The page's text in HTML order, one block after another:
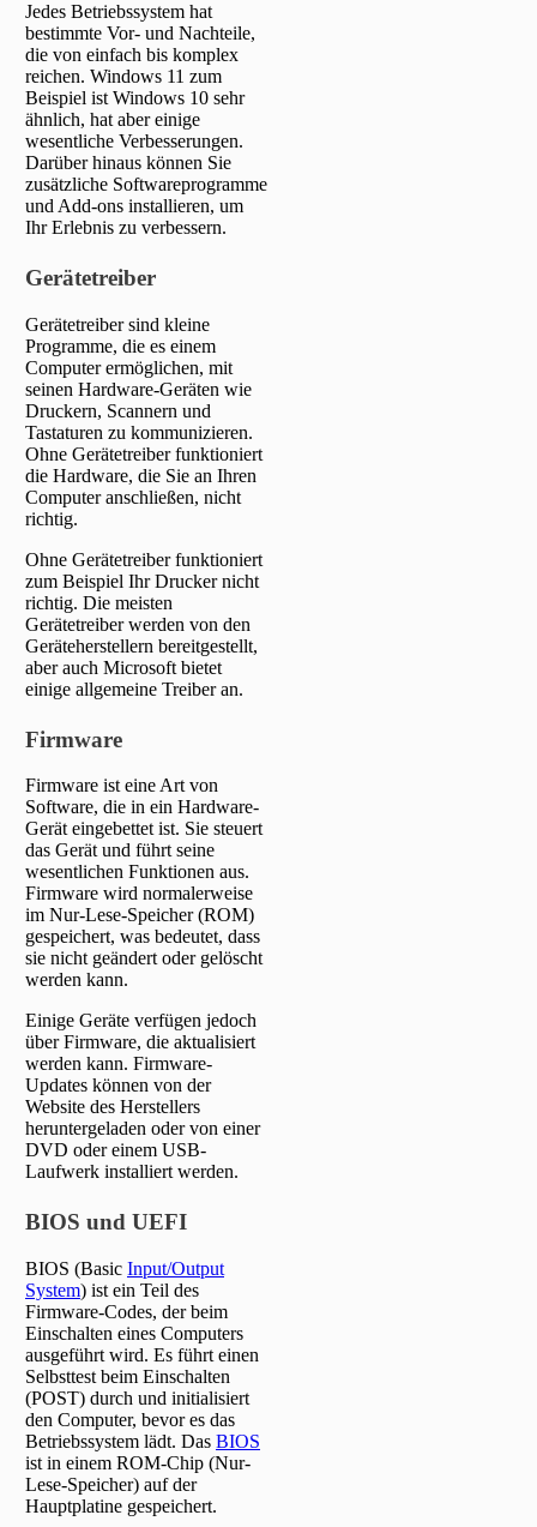
Jedes Betriebssystem hat
bestimmte Vor- und Nachteile,
die von einfach bis komplex
reichen. Windows 11 zum
Beispiel ist Windows 10 sehr
ähnlich, hat aber einige
wesentliche Verbesserungen.
Darüber hinaus können Sie
zusätzliche Softwareprogramme
und Add-ons installieren, um
Ihr Erlebnis zu verbessern.
Gerätetreiber
Gerätetreiber sind kleine
Programme, die es einem
Computer ermöglichen, mit
seinen Hardware-Geräten wie
Druckern, Scannern und
Tastaturen zu kommunizieren.
Ohne Gerätetreiber funktioniert
die Hardware, die Sie an Ihren
Computer anschließen, nicht
richtig.
Ohne Gerätetreiber funktioniert
zum Beispiel Ihr Drucker nicht
richtig. Die meisten
Gerätetreiber werden von den
Geräteherstellern bereitgestellt,
aber auch Microsoft bietet
einige allgemeine Treiber an.
Firmware
Firmware ist eine Art von
Software, die in ein Hardware-
Gerät eingebettet ist. Sie steuert
das Gerät und führt seine
wesentlichen Funktionen aus.
Firmware wird normalerweise
im Nur-Lese-Speicher (ROM)
gespeichert, was bedeutet, dass
sie nicht geändert oder gelöscht
werden kann.
Einige Geräte verfügen jedoch
über Firmware, die aktualisiert
werden kann. Firmware-
Updates können von der
Website des Herstellers
heruntergeladen oder von einer
DVD oder einem USB-
Laufwerk installiert werden.
BIOS und UEFI
BIOS (Basic Input/Output
System) ist ein Teil des
Firmware-Codes, der beim
Einschalten eines Computers
ausgeführt wird. Es führt einen
Selbsttest beim Einschalten
(POST) durch und initialisiert
den Computer, bevor es das
Betriebssystem lädt. Das BIOS
ist in einem ROM-Chip (Nur-
Lese-Speicher) auf der
Hauptplatine gespeichert.